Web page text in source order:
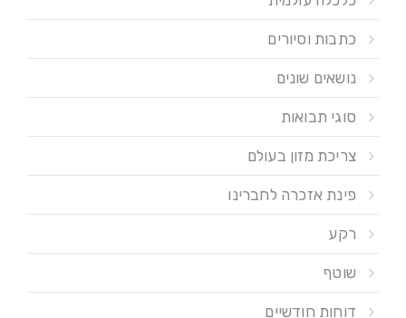
כתבות וסיורים
נושאים שונים
סוגי תבואות
צריכת מזון בעולם
פינת אזכרה לחברינו
רקע
שוטף
דוחות חודשיים